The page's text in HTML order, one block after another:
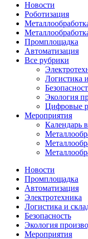
Новости
Роботизация
Промплощадка
Автоматизация
Все рубрики
Логистика
Экология
Цифровые
Мероприятия
Календарь
Новости
Промплощадка
Автоматизация
Электротехника
Логистика и
Безопасность
Экология
Мероприятия